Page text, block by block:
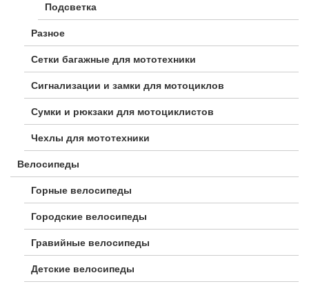
Подсветка
Разное
Сетки багажные для мототехники
Сигнализации и замки для мотоциклов
Сумки и рюкзаки для мотоциклистов
Чехлы для мототехники
Велосипеды
Горные велосипеды
Городские велосипеды
Гравийные велосипеды
Детские велосипеды